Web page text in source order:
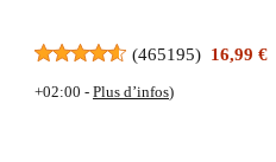
(465195) 16,99 €
+02:00 - Plus d’infos)